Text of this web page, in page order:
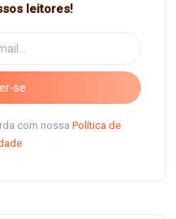
leitores!
se
com nossa Política de